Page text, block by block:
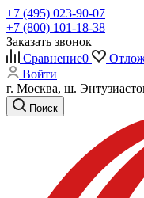
+7 (495) 023-90-07
+7 (800) 101-18-38
Заказать звонок
Сравнение0
Войти
г. Москва, ш.
Поиск